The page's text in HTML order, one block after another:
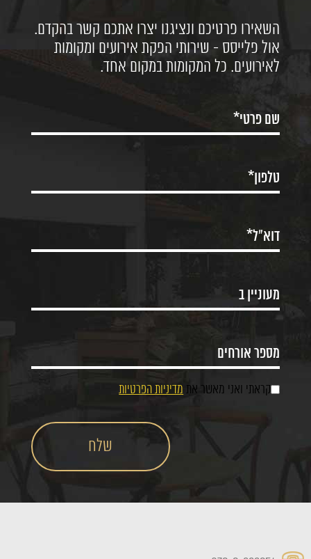
השאירו פרטיכם ונציגנו יצרו אתכם קשר בהקדם.
אול פלייסס - שירותי הפקת אירועים ומקומות
לאירועים. כל המקומות במקום אחד.
קראתי ואני מאשר את מדיניות הפרטיות